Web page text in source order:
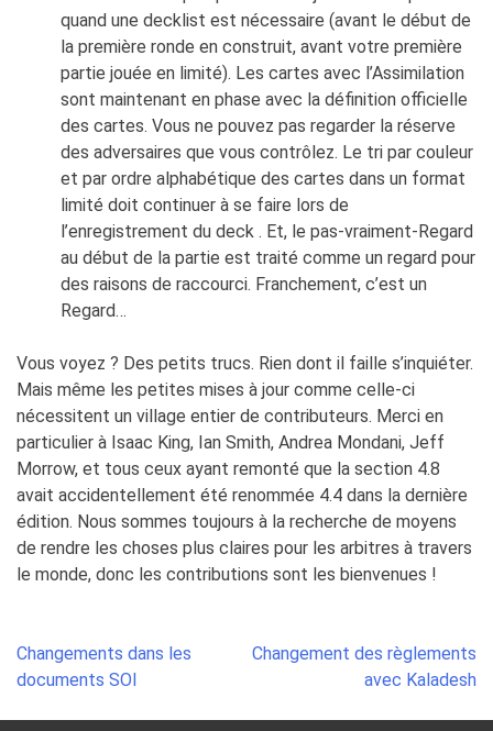
quand une decklist est nécessaire (avant le début de
la première ronde en construit, avant votre première
partie jouée en limité). Les cartes avec l’Assimilation
sont maintenant en phase avec la définition officielle
des cartes. Vous ne pouvez pas regarder la réserve
des adversaires que vous contrôlez. Le tri par couleur
et par ordre alphabétique des cartes dans un format
limité doit continuer à se faire lors de
l’enregistrement du deck . Et, le pas-vraiment-Regard
au début de la partie est traité comme un regard pour
des raisons de raccourci. Franchement, c’est un
Regard…
Vous voyez ? Des petits trucs. Rien dont il faille s’inquiéter.
Mais même les petites mises à jour comme celle-ci
nécessitent un village entier de contributeurs. Merci en
particulier à Isaac King, Ian Smith, Andrea Mondani, Jeff
Morrow, et tous ceux ayant remonté que la section 4.8
avait accidentellement été renommée 4.4 dans la dernière
édition. Nous sommes toujours à la recherche de moyens
de rendre les choses plus claires pour les arbitres à travers
le monde, donc les contributions sont les bienvenues !
Post
navigation
Changements dans les
documents SOI
Changement des règlements
avec Kaladesh